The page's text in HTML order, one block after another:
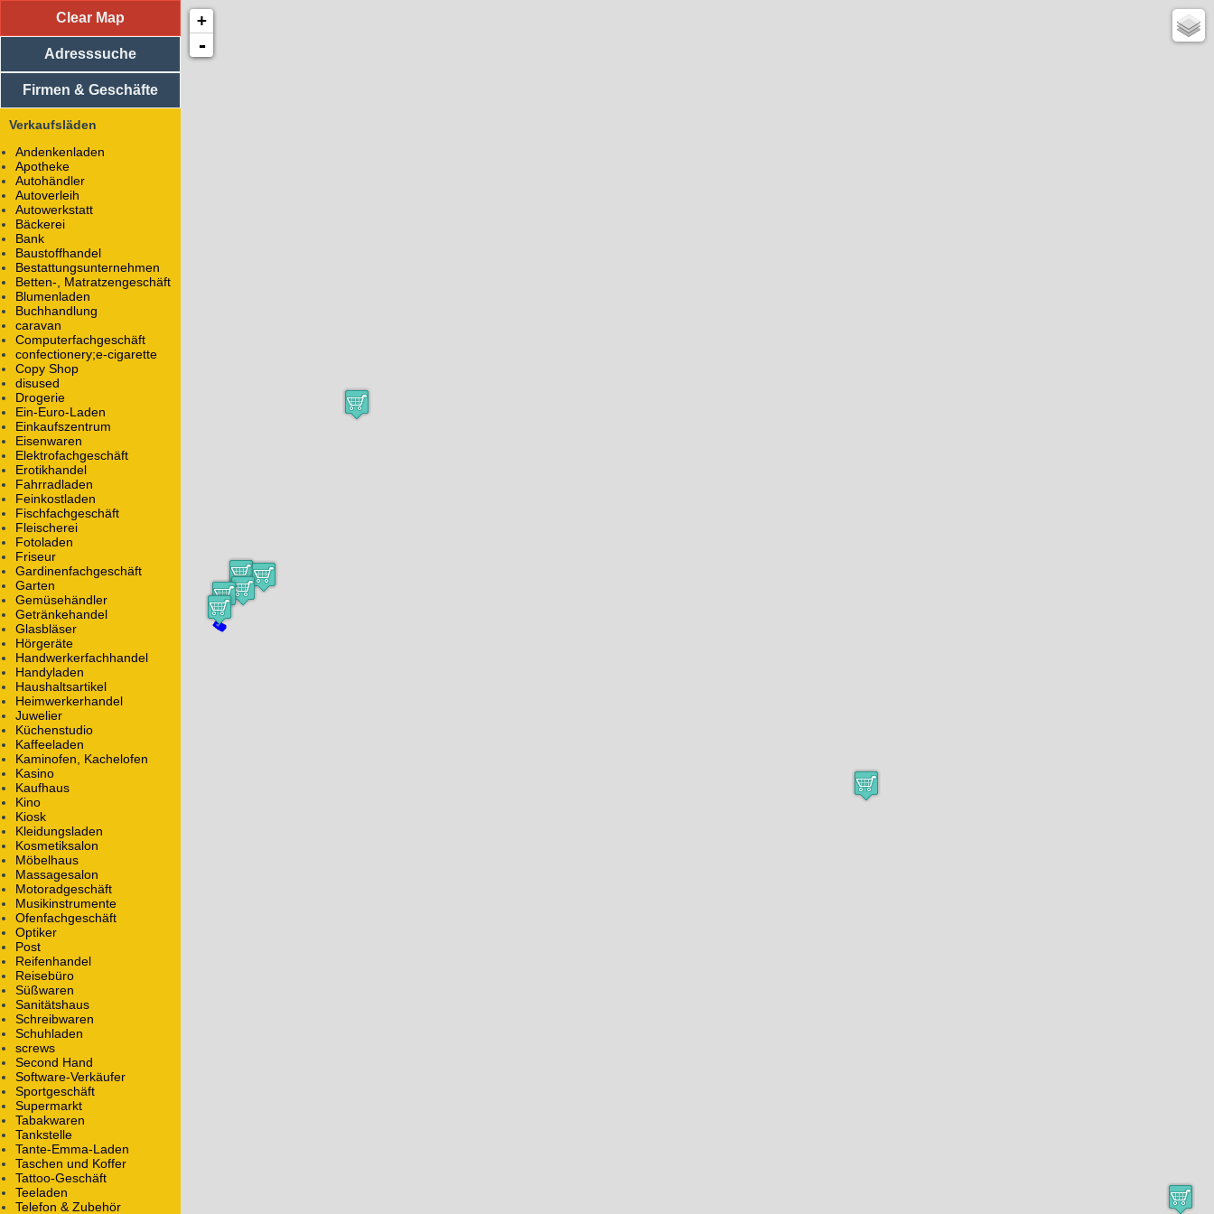
Adresssuche
Vereine
Medizinische Einrichtungen
Religiöse Einrichtungen
Sportliche Einrichtungen
Einkaufsläden
An der Sparkasse 1-3
Bank
Alle Objekte mit dem Namen
Alle Objekte mit dem Betreiber
Deutsche Bank
Marktstraße 1
98693 Ilmenau
Marke: Deutsche Bank
Alle Objekte mit dem Namen
Alle Objekte mit dem Betreiber
Alle Objekte mit der Marke
Sparkasse Arnstadt-Ilmenau
Margarethenstraße 6
98693
Bank
WWW:sparkasse-arnstadt-ilmenau.de/
Alle Objekte mit dem Namen
Lindenstraße 1
98693 Ilmenau
Alle Objekte mit dem Namen
Sparkasse
Bank
Tel.:
WWW:
Alle Objekte mit dem Namen
Sparkasse Filiale Pörlitzer Höhe
98693
Bank
Betreiber: Sparkasse Arnstadt-Ilmenau
Alle Objekte mit dem Namen
Alle Objekte mit dem Betreiber
Commerzbank
Schwanitzstraße 2c
98693
EG
Bank
Betreiber: Commerzbank
Clear Map
Adresssuche
Firmen & Geschäfte
Verkaufsläden
Andenkenladen
Apotheke
Autohändler
Autoverleih
Autowerkstatt
Bäckerei
Bank
Baustoffhandel
Bestattungsunternehmen
Betten-, Matratzengeschäft
Blumenladen
Buchhandlung
caravan
Computerfachgeschäft
confectionery;e-cigarette
Copy Shop
disused
Drogerie
Ein-Euro-Laden
Einkaufszentrum
Eisenwaren
Elektrofachgeschäft
Erotikhandel
Fahrradladen
Feinkostladen
Fischfachgeschäft
Fleischerei
Fotoladen
Friseur
Gardinenfachgeschäft
Garten
Gemüsehändler
Getränkehandel
Glasbläser
Hörgeräte
Handwerkerfachhandel
Handyladen
Haushaltsartikel
Heimwerkerhandel
Juwelier
Küchenstudio
Kaffeeladen
Kaminofen, Kachelofen
Kasino
Kaufhaus
Kino
Kiosk
Kleidungsladen
Kosmetiksalon
Möbelhaus
Massagesalon
Motoradgeschäft
Musikinstrumente
Ofenfachgeschäft
Optiker
Post
Reifenhandel
Reisebüro
Süßwaren
Sanitätshaus
Schreibwaren
Schuhladen
screws
Second Hand
Software-Verkäufer
Sportgeschäft
Supermarkt
Tabakwaren
Tankstelle
Tante-Emma-Laden
Taschen und Koffer
Tattoo-Geschäft
Teeladen
Telefon & Zubehör
+
-